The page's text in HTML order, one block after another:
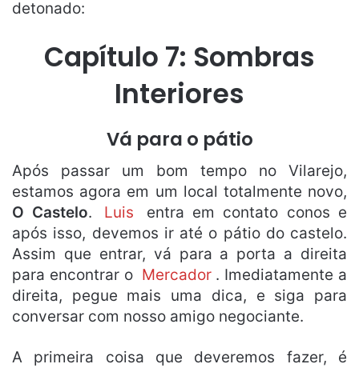
detonado:
Capítulo 7: Sombras
Interiores
Vá para o pátio
Após passar um bom tempo no Vilarejo,
estamos agora em um local totalmente novo,
O Castelo. Luis
entra em contato conos e
após isso, devemos ir até o pátio do castelo.
Assim que entrar, vá para a porta a direita
para encontrar o Mercador . Imediatamente a
direita, pegue mais uma dica, e siga para
conversar com nosso amigo negociante.
A primeira coisa que deveremos fazer, é